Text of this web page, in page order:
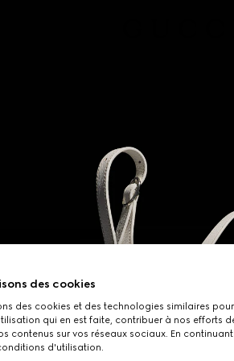
des cookies
des cookies et des technologies similaires
qui en est faite, contribuer à nos efforts
contenus sur vos réseaux sociaux. En
d'utilisation.